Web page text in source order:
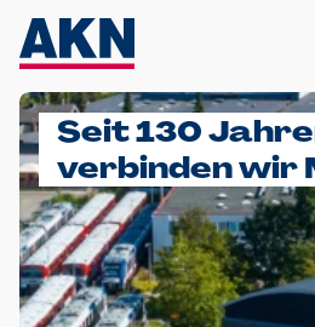
Seit 130
verbinden wir